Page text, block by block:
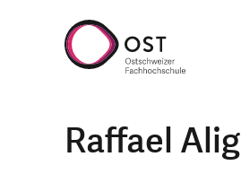
Raffael Alig